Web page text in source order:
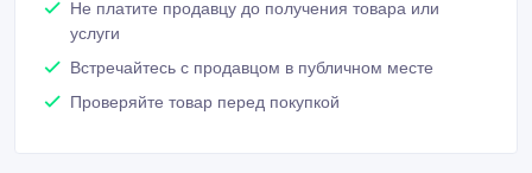
Не платите продавцу до получения товара или
услуги
Встречайтесь с продавцом в публичном месте
Проверяйте товар перед покупкой